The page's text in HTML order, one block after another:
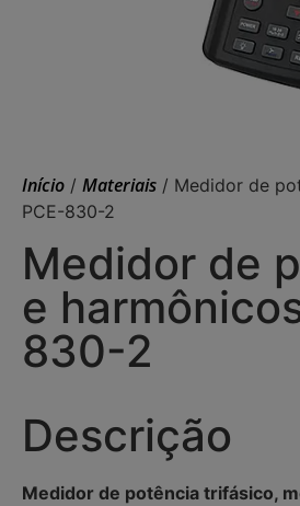
Início / Materiais / Medidor de
PCE-830-2
Medidor de
e
830-2
Descrição
Medidor de potência trifásico,